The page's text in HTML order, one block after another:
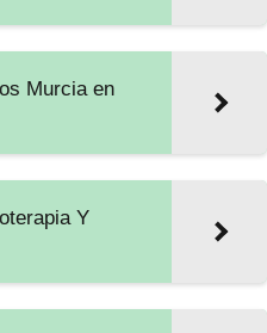
Murcia en
Y